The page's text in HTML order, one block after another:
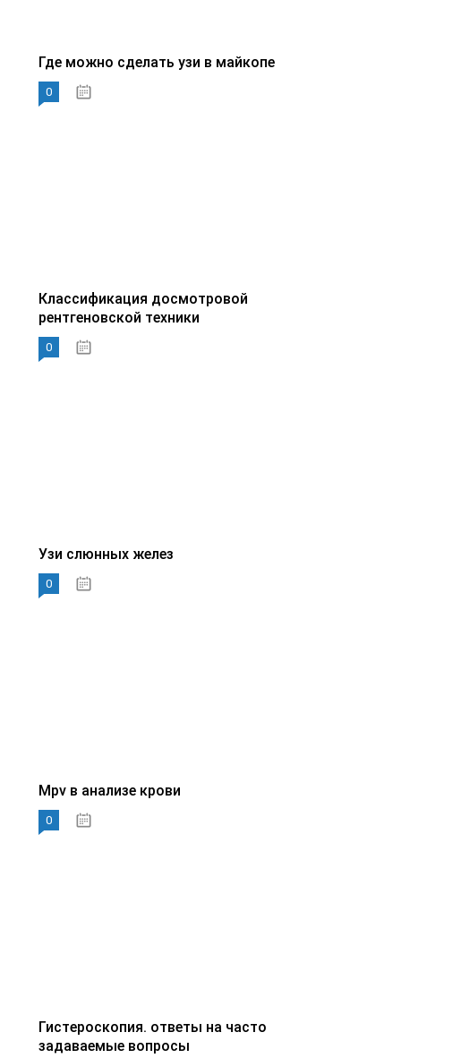
Где можно сделать узи в майкопе
0
Классификация досмотровой
рентгеновской техники
0
Узи слюнных желез
0
Mpv в анализе крови
0
Гистероскопия. ответы на часто
задаваемые вопросы